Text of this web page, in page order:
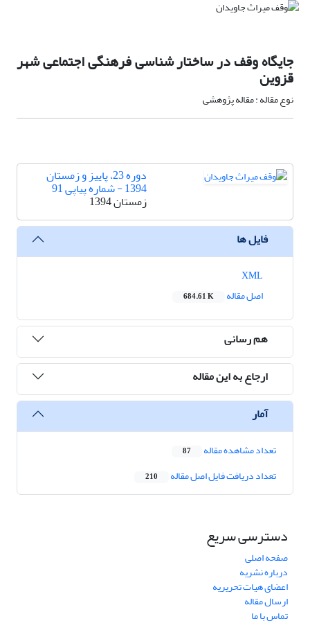
جایگاه وقف در ساختار شناسی فرهنگی اجتماعی شهر
قزوین
نوع مقاله : مقاله پژوهشی
دوره 23، پاییز و زمستان
1394 - شماره پیاپی 91
زمستان 1394
فایل ها
اصل مقاله
684.61 K
هم رسانی
ارجاع به این مقاله
آمار
تعداد مشاهده مقاله 87
تعداد دریافت فایل اصل مقاله 210
دسترسی سریع
صفحه اصلی
درباره نشریه
اعضای هیات تحریریه
ارسال مقاله
تماس با ما